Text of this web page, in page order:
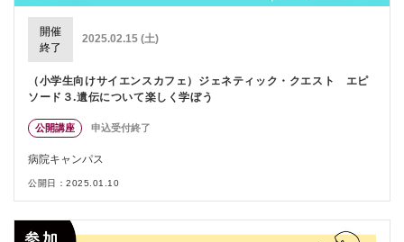
開催
終了
2025.02.15 (土)
（小学生向けサイエンスカフェ）ジェネティック・クエスト エピ
ソード３.遺伝について楽しく学ぼう
公開講座 申込受付終了
病院キャンパス
公開日：2025.01.10